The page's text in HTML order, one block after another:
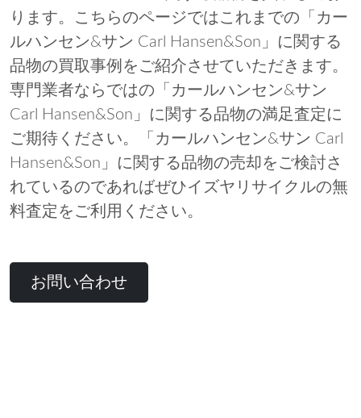
ります。こちらのページではこれまでの「カー
ルハンセン&サン Carl Hansen&Son」に関する
品物の買取事例をご紹介させていただきます。
専門業者ならではの「カールハンセン&サン
Carl Hansen&Son」に関する品物の満足査定に
ご期待ください。「カールハンセン&サン Carl
Hansen&Son」に関する品物の売却をご検討さ
れているのであればぜひイズヤリサイクルの無
料査定をご利用ください。
お問い合わせ